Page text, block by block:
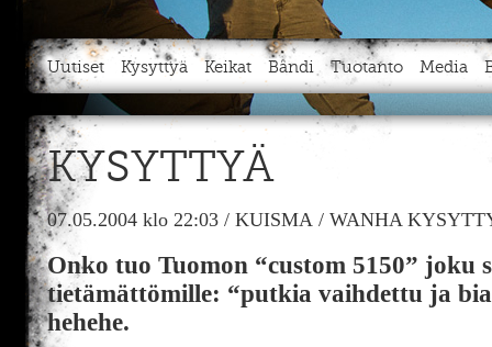
Uutiset Kysyttyä Keikat Bändi Tuotanto Media
KYSYTTYÄ
07.05.2004 klo 22:03 / KUISMA / WANHA
Onko tuo Tuomon “custom 5150” joku
tietämättömille: “putkia vaihdettu ja
hehehe.